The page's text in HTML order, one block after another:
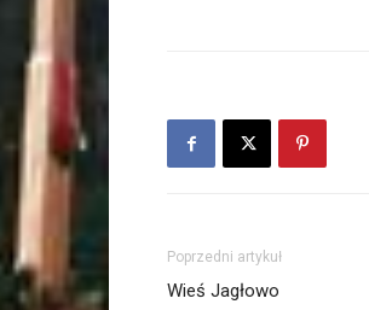
Poprzedni artykuł
Wieś Jagłowo